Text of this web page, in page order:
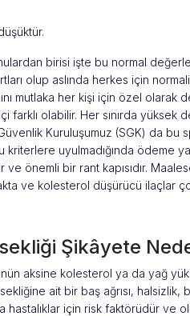
birisi işte bu normal
olup aslında herkes için
mutlaka her kişi için özel olarak
farklı olabilir. Her sınırda
Kuruluşumuz (SGK) da bu
uyulmadığında ödeme
ve önemli bir rant kapısıdır.
ve kolesterol düşürücü ilaçlar
Şikâyete
aksine kolesterol ya da yağ
ait bir baş ağrısı,
hastalıklar için risk faktörüdür ve